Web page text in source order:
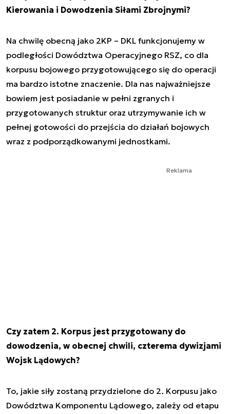
Kierowania i Dowodzenia Siłami Zbrojnymi?
Na chwilę obecną jako 2KP – DKL funkcjonujemy w
podległości Dowództwa Operacyjnego RSZ, co dla
korpusu bojowego przygotowującego się do operacji
ma bardzo istotne znaczenie. Dla nas najważniejsze
bowiem jest posiadanie w pełni zgranych i
przygotowanych struktur oraz utrzymywanie ich w
pełnej gotowości do przejścia do działań bojowych
wraz z podporządkowanymi jednostkami.
Reklama
Czy zatem 2. Korpus jest przygotowany do
dowodzenia, w obecnej chwili, czterema dywizjami
Wojsk Lądowych?
To, jakie siły zostaną przydzielone do 2. Korpusu jako
Dowództwa Komponentu Lądowego, zależy od etapu